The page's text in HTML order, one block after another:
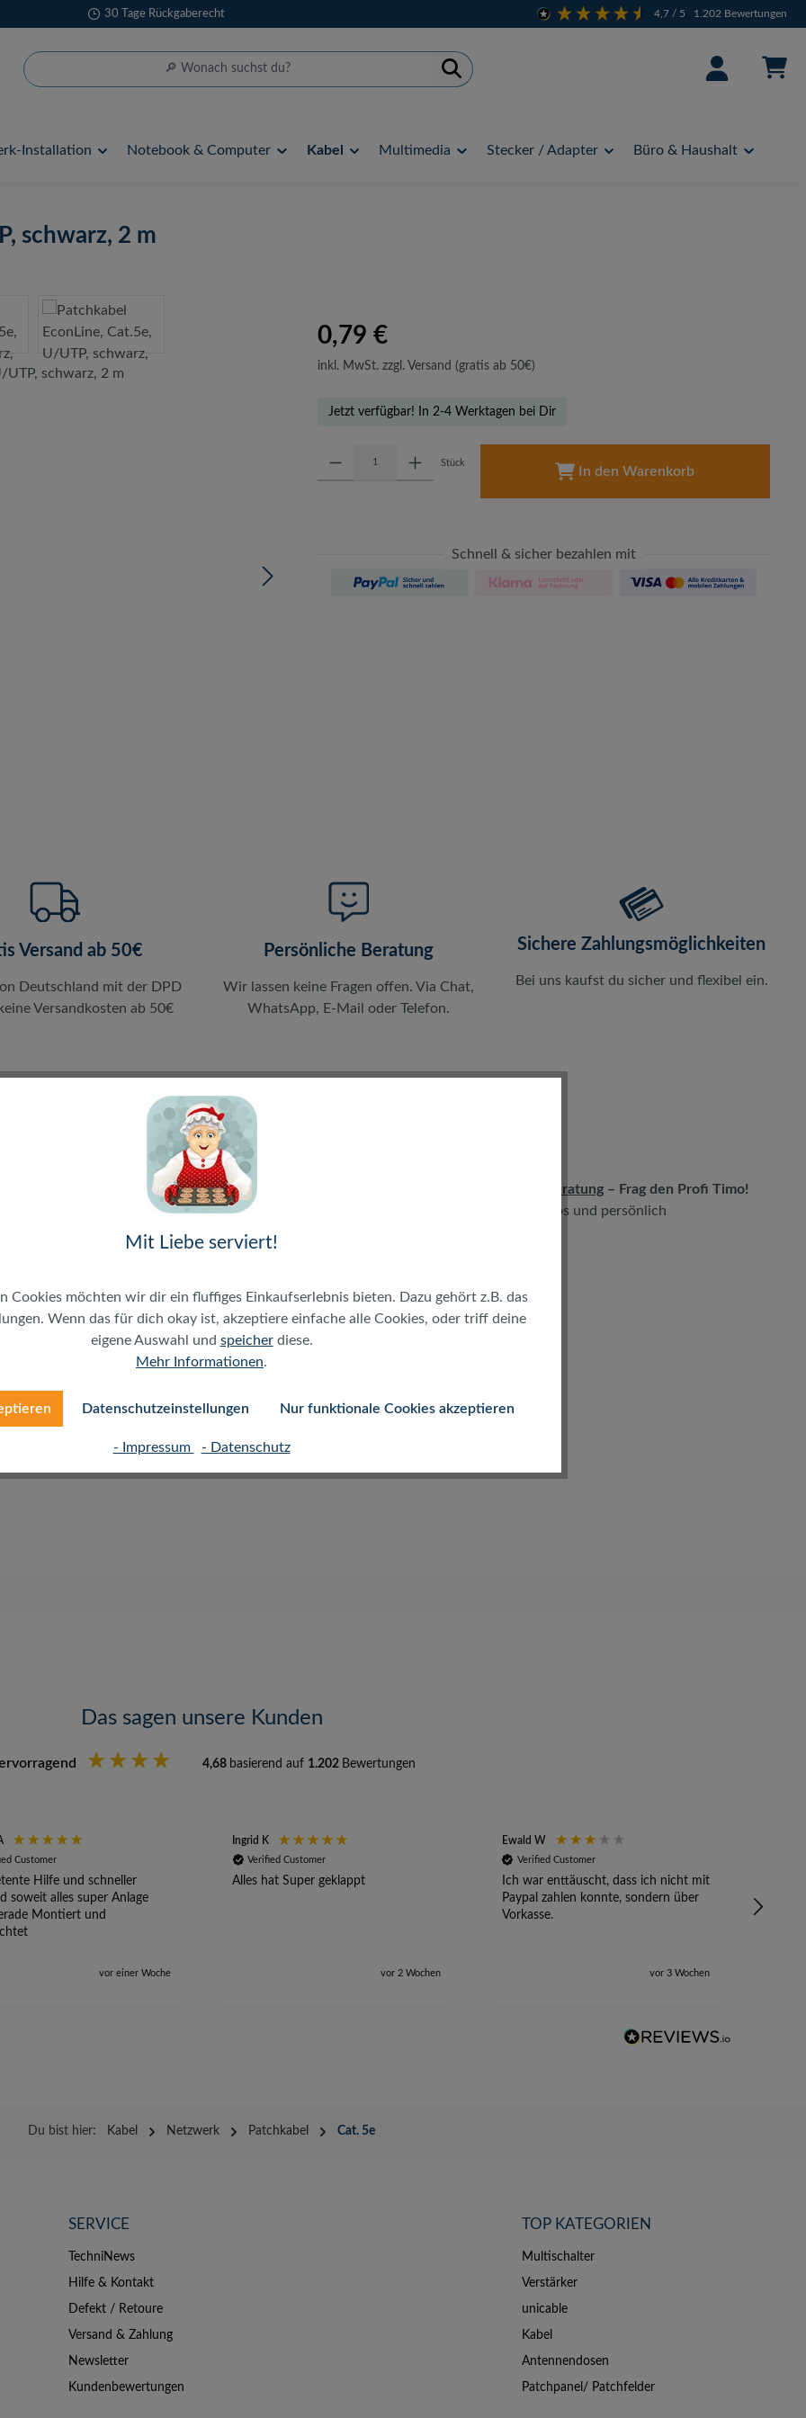
30 Tage Rückgaberecht 4,7 / 5 1.202 Bewertungen
Installation Notebook & Computer Kabel Multimedia Stecker / Adapter Büro & Haushalt
schwarz, 2 m
0,79 €
inkl. MwSt. zzgl. Versand (gratis ab 50€)
Jetzt verfügbar! In 2-4 Werktagen bei Dir
Stück
In den Warenkorb
Schnell & sicher bezahlen mit
Versand ab 50€
Deutschland mit der DPD
Versandkosten ab 50€
Persönliche Beratung
Wir lassen keine Fragen offen. Via Chat,
WhatsApp, E-Mail oder Telefon.
Sichere Zahlungsmöglichkeiten
Bei uns kaufst du sicher und flexibel ein.
alle Sprach- und Datenübertragungen mit hohem
Patch- und Anschlusskabel sind auf beiden Seiten mit
Knickschutz versehen. Diese UTP Kabel sind speziell für
LIVE-Beratung – Frag den Profi Timo!
kostenlos und persönlich
Das sagen unsere Kunden
4,68 basierend auf 1.202 Bewertungen
Customer
Hilfe und schneller
soweit alles super Anlage
Montiert und
vor einer Woche
Ingrid K
Verified Customer
Alles hat Super geklappt
vor 2 Wochen
Ewald W
Verified Customer
Ich war enttäuscht, dass ich nicht mit
Paypal zahlen konnte, sondern über
Vorkasse.
vor 3 Wochen
Du bist hier: Kabel Netzwerk Patchkabel Cat. 5e
SERVICE
TechniNews
Hilfe & Kontakt
Defekt / Retoure
Versand & Zahlung
Newsletter
Kundenbewertungen
TOP KATEGORIEN
Multischalter
Verstärker
unicable
Kabel
Antennendosen
Patchpanel/ Patchfelder
Mit Liebe serviert!
Cookies möchten wir dir ein fluffiges Einkaufserlebnis bieten. Dazu gehört z.B. das
Wenn das für dich okay ist, akzeptiere einfache alle Cookies, oder triff deine
eigene Auswahl und speicherdiese.
Mehr Informationen.
Datenschutzeinstellungen Nur funktionale Cookies akzeptieren
- Impressum - Datenschutz